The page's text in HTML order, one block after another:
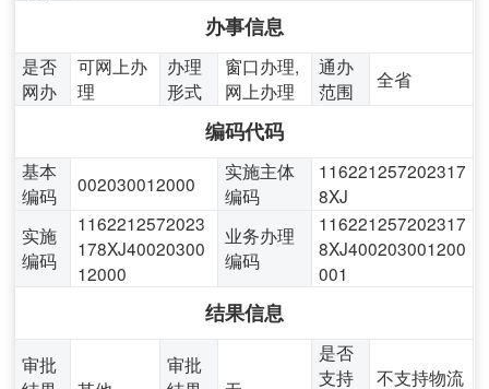
办事信息
是否
网办
可网上办
理
办理
形式
窗口办理,
网上办理
通办
范围
全省
编码代码
基本
编码
002030012000
实施主体
编码
116221257202317
8XJ
实施
编码
1162212572023
178XJ40020300
12000
业务办理
编码
116221257202317
8XJ400203001200
001
结果信息
审批
审批
是否
支持
不支持物流